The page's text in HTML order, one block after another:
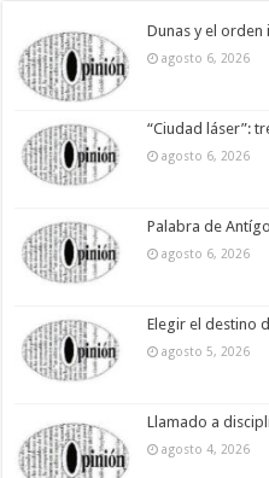
Dunas y el orden
agosto 6, 2026
“Ciudad láser”:
agosto 6, 2026
Palabra de
agosto 6, 2026
Elegir el destino
agosto 5, 2026
Llamado a
agosto 4, 2026